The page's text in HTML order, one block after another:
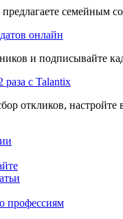
семейным
онлайн
и подписывайте
раза с Talantix
откликов,
профессиям